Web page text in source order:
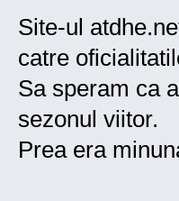
Site-ul
catre
Sa speram ca
sezonul viitor.
Prea era